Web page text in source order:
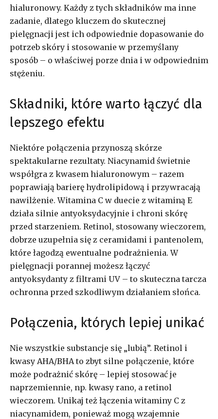
hialuronowy. Każdy z tych składników ma inne
zadanie, dlatego kluczem do skutecznej
pielęgnacji jest ich odpowiednie dopasowanie do
potrzeb skóry i stosowanie w przemyślany
sposób – o właściwej porze dnia i w odpowiednim
stężeniu.
Składniki, które warto łączyć dla
lepszego efektu
Niektóre połączenia przynoszą skórze
spektakularne rezultaty. Niacynamid świetnie
współgra z kwasem hialuronowym – razem
poprawiają barierę hydrolipidową i przywracają
nawilżenie. Witamina C w duecie z witaminą E
działa silnie antyoksydacyjnie i chroni skórę
przed starzeniem. Retinol, stosowany wieczorem,
dobrze uzupełnia się z ceramidami i pantenolem,
które łagodzą ewentualne podrażnienia. W
pielęgnacji porannej możesz łączyć
antyoksydanty z filtrami UV – to skuteczna tarcza
ochronna przed szkodliwym działaniem słońca.
Połączenia, których lepiej unikać
Nie wszystkie substancje się „lubią”. Retinol i
kwasy AHA/BHA to zbyt silne połączenie, które
może podrażnić skórę – lepiej stosować je
naprzemiennie, np. kwasy rano, a retinol
wieczorem. Unikaj też łączenia witaminy C z
niacynamidem, ponieważ mogą wzajemnie